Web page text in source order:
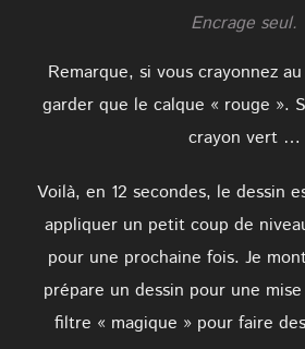
Encrage seul.
Remarque, si vous crayonnez
garder que le calque « rouge ».
crayon vert …
Voilà, en 12 secondes, le dessin
appliquer un petit coup de
pour une prochaine fois. Je
prépare un dessin pour une
filtre « magique » pour faire